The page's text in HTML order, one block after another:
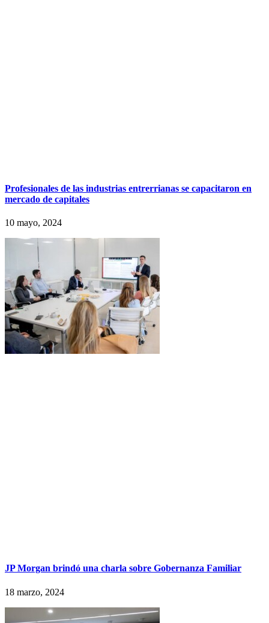
Profesionales de las industrias entrerrianas se capacitaron en
mercado de capitales
10 mayo, 2024
JP Morgan brindó una charla sobre Gobernanza Familiar
18 marzo, 2024